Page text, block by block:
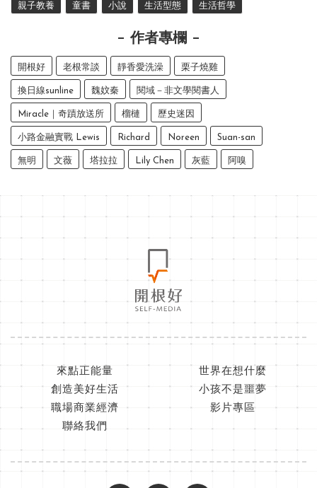
親子教養 童書 小說 生活型態 生活哲學
作者專欄
開根好 老根常談 靜香愛洗澡 栗子燒雞
換日線sunline 魏妏秦 閱域－非文學閱書人
Miracle｜奇蹟放送所 榴槤 歷史迷因
小路金融實戰 Lewis Richard Noreen Suan-san
無明 文薇 塔拉拉 Lily Chen 灰藍 阿嗅
來點正能量
世界在想什麼
創造美好生活
小孩不是噩夢
職場商業經濟
影片專區
聯絡我們